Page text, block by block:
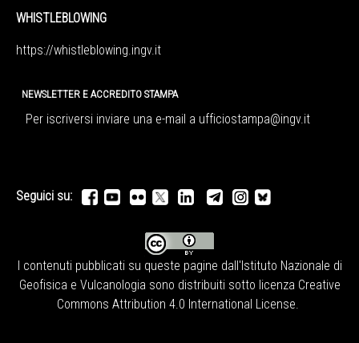
WHISTLEBLOWING
https://whistleblowing.ingv. it
NEWSLETTER E ACCREDITO STAMPA
Per iscriversi inviare una e-mail a ufficiostampa@ingv.it
Seguici su:
I contenuti pubblicati su queste pagine dall'Istituto Nazionale di
Geofisica e Vulcanologia sono distribuiti sotto licenza Creative
Commons Attribution 4.0 International License